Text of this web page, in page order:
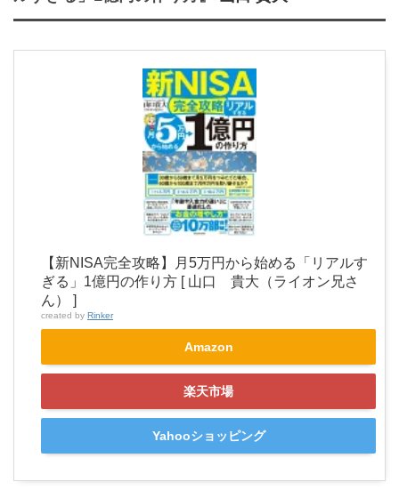
【新NISA完全攻略】月5万円から始める「リアルす
ぎる」1億円の作り方 [ 山口 貴大（ライオン兄さ
ん） ]
created by Rinker
Amazon
楽天市場
Yahooショッピング